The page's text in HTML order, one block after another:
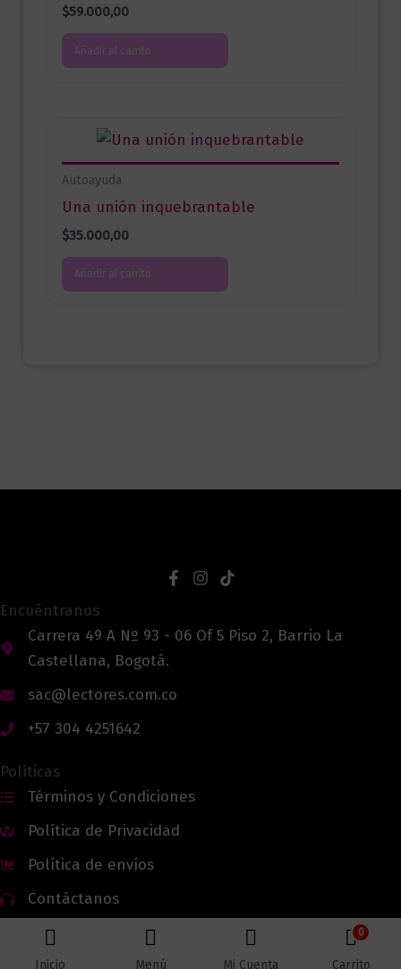
$59.000,00
Añadir al carrito
Autoayuda
Una unión inquebrantable
$35.000,00
Añadir al carrito
Encuéntranos
Carrera 49 A Nº 93 - 06 Of 5 Piso 2, Barrio La
Castellana, Bogotá.
sac@lectores.com.co
+57 304 4251642
Políticas
Términos y Condiciones
Política de Privacidad
Política de envíos
Contáctanos
Inicio Menú Mi Cuenta
0
Carrito